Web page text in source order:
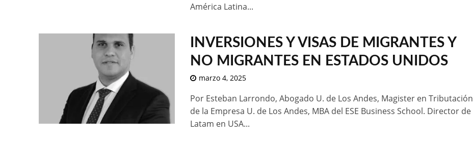
América Latina...
INVERSIONES Y VISAS DE MIGRANTES Y
NO MIGRANTES EN ESTADOS UNIDOS
marzo 4, 2025
Por Esteban Larrondo, Abogado U. de Los Andes, Magister en Tributación
de la Empresa U. de Los Andes, MBA del ESE Business School. Director de
Latam en USA...